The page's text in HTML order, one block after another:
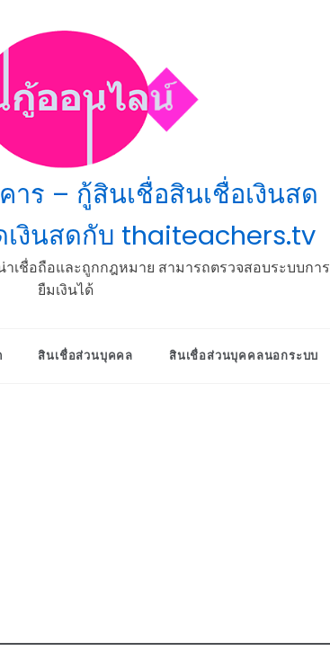
าร – กู้สินเชื่อสินเชื่อเงินสด
งินสดกับ thaiteachers.tv
เชื่อถือและถูกกฎหมาย สามารถตรวจสอบระบบการ
ยืมเงินได้
สินเชื่อส่วนบุคคล สินเชื่อส่วนบุคคลนอกระบบ